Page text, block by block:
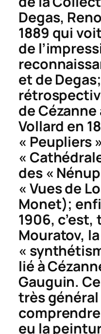
Degas,
1889 qui
de
et de
de
Vollard en
« Peupliers
«
des «
« Vues de
Monet);
1906,
Mouratov,
«
lié à
Gauguin.
très
comprendre
eu la